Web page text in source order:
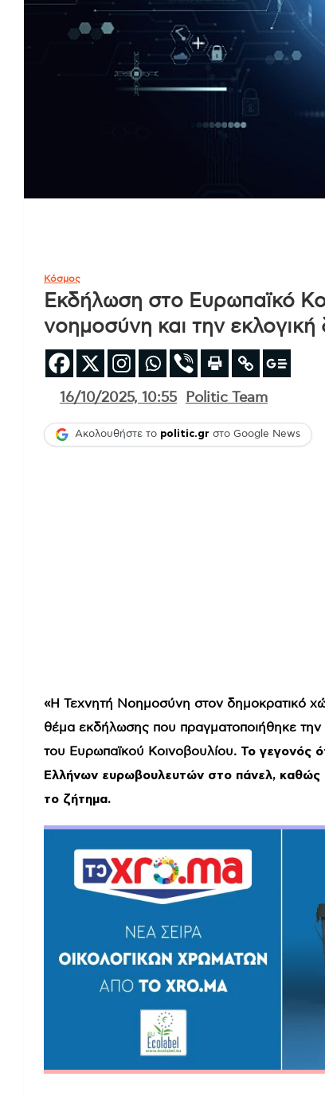
Κόσμος
Εκδήλωση στο Ευρωπαϊκό
νοημοσύνη και την εκλογική
16/10/2025, 10:55 Politic Team
Ακολουθήστε το politic.gr στο Google News
«Η Τεχνητή Νοημοσύνη στον δημοκρατικό
θέμα εκδήλωσης που πραγματοποιήθηκε
του Ευρωπαϊκού Κοινοβουλίου. Το γεγονός
Ελλήνων ευρωβουλευτών στο πάνελ, καθώς
το ζήτημα.